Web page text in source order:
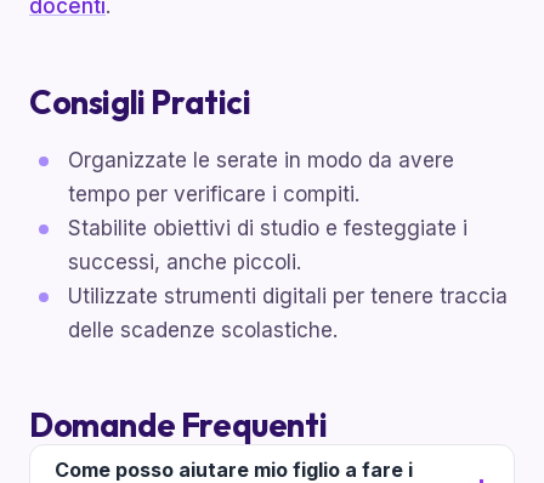
docenti.
Consigli Pratici
Organizzate le serate in modo da avere
tempo per verificare i compiti.
Stabilite obiettivi di studio e festeggiate i
successi, anche piccoli.
Utilizzate strumenti digitali per tenere traccia
delle scadenze scolastiche.
Domande Frequenti
Come posso aiutare mio figlio a fare i